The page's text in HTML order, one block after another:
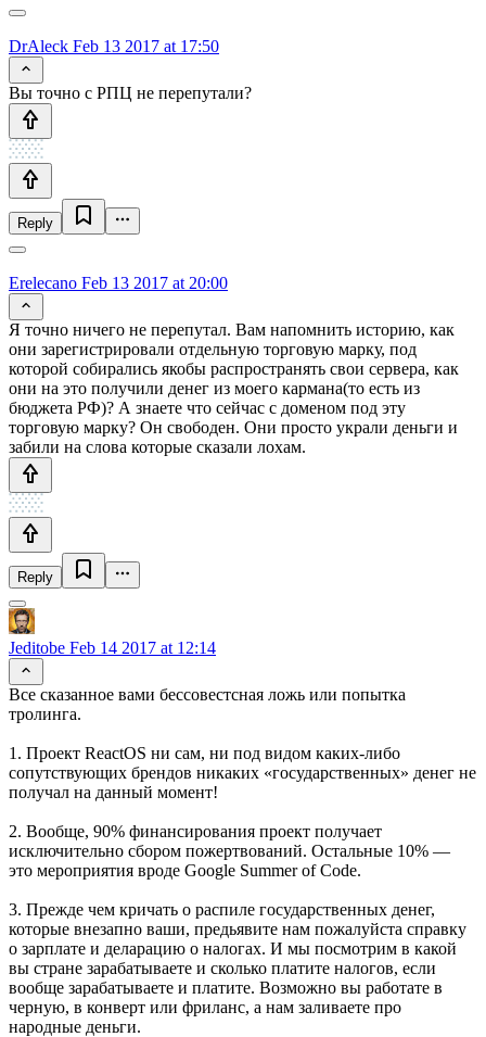
DrAleck Feb 13 2017 at 17:50
Вы точно с РПЦ не перепутали?
Reply
Erelecano Feb 13 2017 at 20:00
Я точно ничего не перепутал. Вам напомнить историю, как
они зарегистрировали отдельную торговую марку, под
которой собирались якобы распространять свои сервера, как
они на это получили денег из моего кармана(то есть из
бюджета РФ)? А знаете что сейчас с доменом под эту
торговую марку? Он свободен. Они просто украли деньги и
забили на слова которые сказали лохам.
Reply
Jeditobe Feb 14 2017 at 12:14
Все сказанное вами бессовеcтсная ложь или попытка
тролинга.
1. Проект ReactOS ни сам, ни под видом каких-либо
сопутствующих брендов никаких «государственных» денег не
получал на данный момент!
2. Вообще, 90% финансирования проект получает
исключительно сбором пожертвований. Остальные 10% —
это мероприятия вроде Google Summer of Code.
3. Прежде чем кричать о распиле государственных денег,
которые внезапно ваши, предьявите нам пожалуйста справку
о зарплате и деларацию о налогах. И мы посмотрим в какой
вы стране зарабатываете и сколько платите налогов, если
вообще зарабатываете и платите. Возможно вы работате в
черную, в конверт или фриланс, а нам заливаете про
народные деньги.